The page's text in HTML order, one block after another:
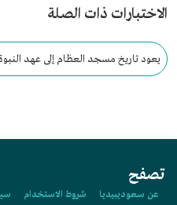
الاختبارات ذات الصلة
يعود تاريخ مسجد العظام إلى عهد
تصفح
عن سعوديبيديا شروط الاستخدام